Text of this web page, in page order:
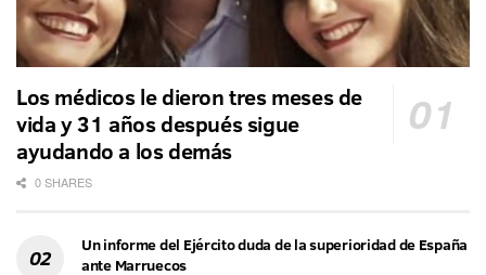
Los médicos le dieron tres meses de
vida y 31 años después sigue
ayudando a los demás
0 SHARES
Un informe del Ejército duda de la superioridad de España
ante Marruecos